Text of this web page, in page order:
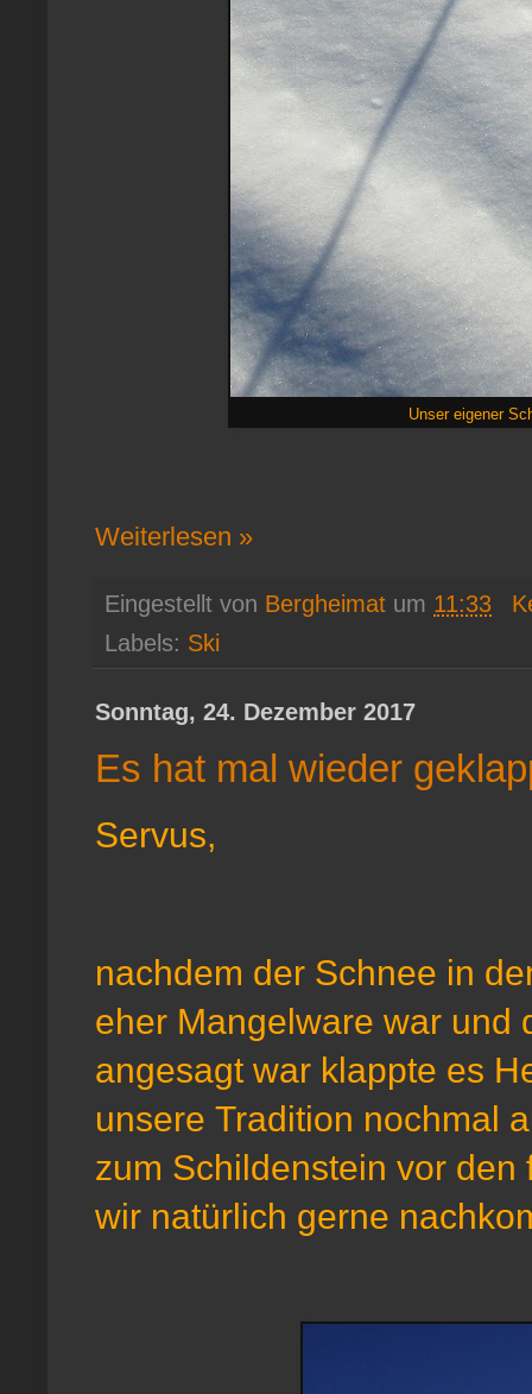
Unser eigener
Weiterlesen »
Eingestellt von Bergheimat um 11:33
Labels: Ski
Sonntag, 24. Dezember 2017
Es hat mal wieder
Servus,
nachdem der Schnee in
eher Mangelware war und
angesagt war klappte es
unsere Tradition nochmal
zum Schildenstein vor
wir natürlich gerne